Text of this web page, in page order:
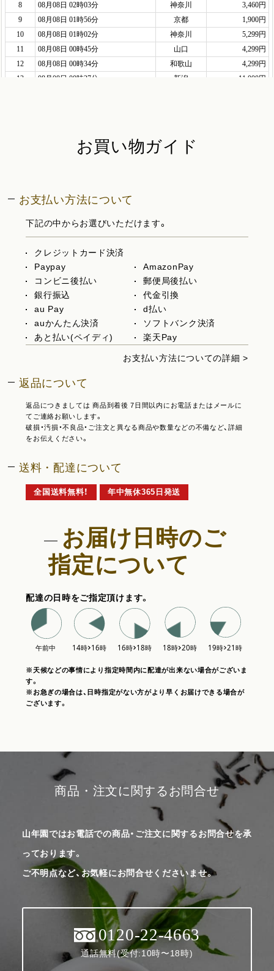
お買い物ガイド
お支払い方法について
下記の中からお選びいただけます。
クレジットカード決済
Paypay
AmazonPay
コンビニ後払い
郵便局後払い
銀行振込
代金引換
au Pay
d払い
auかんたん決済
ソフトバンク決済
あと払い(ペイディ)
楽天Pay
お支払い方法についての詳細 >
返品について
返品につきましては 商品到着後 7日間以内にお電話またはメールに
てご連絡お願いします。
破損・汚損・不良品・ご注文と異なる商品や数量などの不備など、詳細
をお伝えください。
送料・配達について
全国送料無料！ 年中無休365日発送
お届け日時のご
指定について
配達の日時をご指定頂けます。
※天候などの事情により指定時間内に配達が出来ない場合がございま
す。
※お急ぎの場合は、日時指定がない方がより早くお届けできる場合が
ございます。
商品・注文に関するお問合せ
山年園ではお電話での商品・ご注文に関するお問合せを承
っております。
ご不明点など、お気軽にお問合せくださいませ。
0120-22-4663
通話無料(受付:10時〜18時)